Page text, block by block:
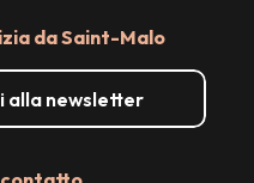
da Saint-Malo
alla newsletter